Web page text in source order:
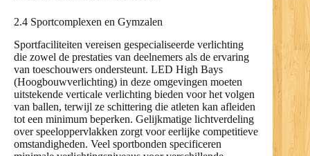
2.4 Sportcomplexen en Gymzalen
Sportfaciliteiten vereisen gespecialiseerde verlichting
die zowel de prestaties van deelnemers als de ervaring
van toeschouwers ondersteunt. LED High Bays
(Hoogbouwverlichting) in deze omgevingen moeten
uitstekende verticale verlichting bieden voor het volgen
van ballen, terwijl ze schittering die atleten kan afleiden
tot een minimum beperken. Gelijkmatige lichtverdeling
over speeloppervlakken zorgt voor eerlijke competitieve
omstandigheden. Veel sportbonden specificeren